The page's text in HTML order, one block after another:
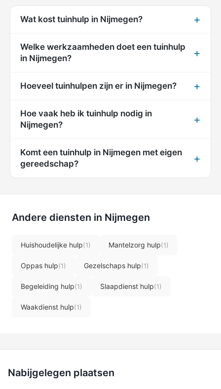
Wat kost tuinhulp in Nijmegen?
Welke werkzaamheden doet een tuinhulp
in Nijmegen?
Hoeveel tuinhulpen zijn er in Nijmegen?
Hoe vaak heb ik tuinhulp nodig in
Nijmegen?
Komt een tuinhulp in Nijmegen met eigen
gereedschap?
Andere diensten in Nijmegen
Huishoudelijke hulp(1) Mantelzorg hulp(1)
Oppas hulp(1) Gezelschaps hulp(1)
Begeleiding hulp(1) Slaapdienst hulp(1)
Waakdienst hulp(1)
Nabijgelegen plaatsen